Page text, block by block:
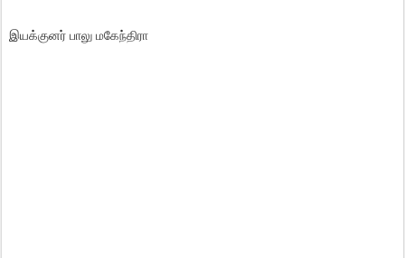
இயக்குனர் பாலு மகேந்திரா